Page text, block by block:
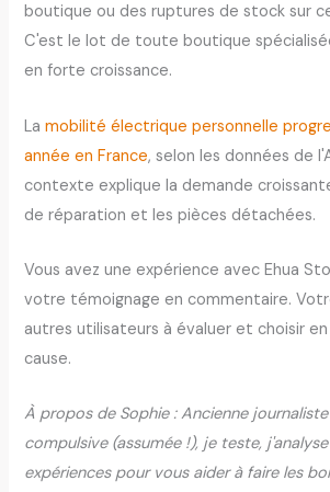
boutique ou des ruptures de stock sur
C'est le lot de toute boutique
en forte croissance.
Lamobilité électrique personnelle
année en France, selon les données de
contexte explique la demande
de réparation et les pièces détachées.
Vous avez une expérience avec Ehua
votre témoignage en commentaire.
autres utilisateurs à évaluer et choisir
cause.
À propos de Sophie : Ancienne
compulsive (assumée !), je teste,
expériences pour vous aider à faire les